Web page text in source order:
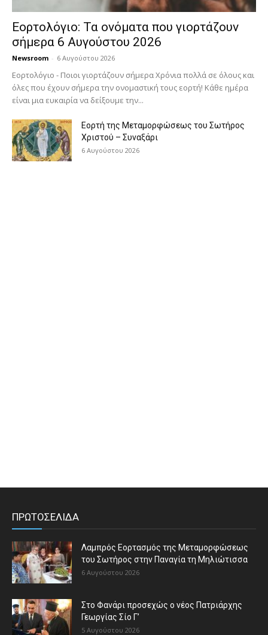
Εορτολόγιο: Τα ονόματα που γιορτάζουν
σήμερα 6 Αυγούστου 2026
Newsroom - 6 Αυγούστου 2026
Εορτολόγιο - Ποιοι γιορτάζουν σήμερα Χρόνια πολλά σε όλους και
όλες που έχουν σήμερα την ονομαστική τους εορτή! Κάθε ημέρα
είναι μια ευκαιρία να δείξουμε την...
Εορτή της Μεταμορφώσεως του Σωτήρος
Χριστού – Συναξάρι
6 Αυγούστου 2026
ΠΡΩΤΟΣΕΛΙΔΑ
Λαμπρός Εορτασμός της Μεταμορφώσεως
του Σωτήρος στην Παναγία τη Μηλιώτισσα
6 Αυγούστου 2026
Στο Φανάρι προσεχώς ο νέος Πατριάρχης
Γεωργίας Σίο Γ’
5 Αυγούστου 2026